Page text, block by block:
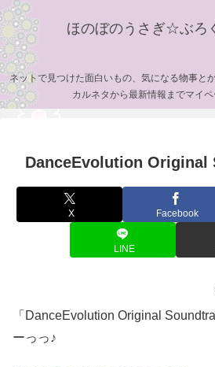
ほのぼのうさぎ☆ぶろ
ネットで見つけた面白いもの、気になる物事と
カルネタから最新情報までマイ
DanceEvolution Original
X Facebook
LINE
「DanceEvolution Original
ーっっ♪